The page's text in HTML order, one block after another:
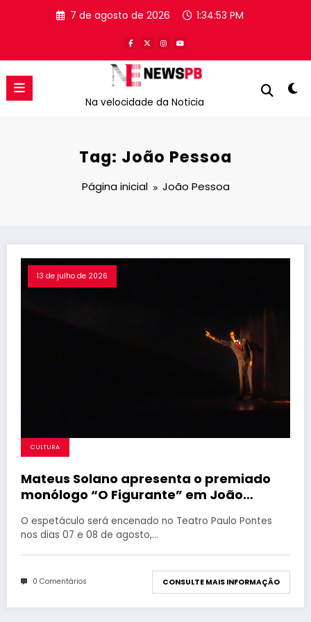
7 de agosto de 2026 1:34:54 PM
Na velocidade da Noticia
Tag: João Pessoa
Página inicial João Pessoa
13 de julho de 2026
CULTURA
Mateus Solano apresenta o premiado
monólogo “O Figurante” em João
O espetáculo será encenado no Teatro Paulo Pontes
nos dias 07 e 08 de agosto,…
0 Comentários CONSULTE MAIS INFORMAÇÃO